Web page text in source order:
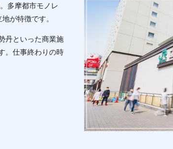
多摩都市モノレ
が特徴です。
丹といった商業施
。仕事終わりの時